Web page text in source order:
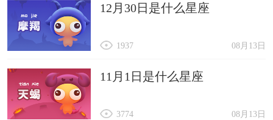
12月30日是什么星座
08月13日
1937
11月1日是什么星座
08月13日
3774